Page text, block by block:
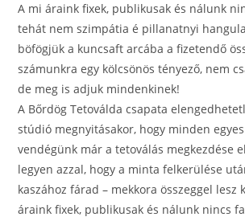
A mi áraink fixek, publikusak és nálunk
tehát nem szimpátia é pillanatnyi
böfögjük a kuncsaft arcába a fizetendő
számunkra egy kölcsönös tényező, nem
de meg is adjuk mindenkinek!
A Bőrdög Tetoválda csapata
stúdió megnyitásakor, hogy minden
vendégünk már a tetoválás megkezdése
legyen azzal, hogy a minta felkerülése
kaszához fárad – mekkora összeggel lesz
áraink fixek, publikusak és nálunk nincs